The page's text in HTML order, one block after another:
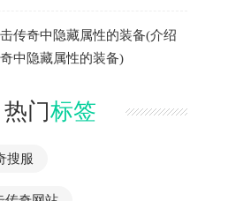
传奇中隐藏属性的装备(介绍
中隐藏属性的装备)
热门标签
搜服